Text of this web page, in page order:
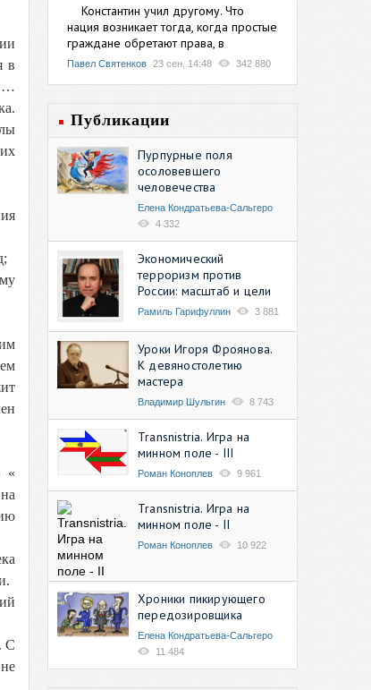
в
…
«
С
Константин учил другому. Что
нация возникает тогда, когда простые
граждане обретают права, в
Павел Святенков 23 сен, 14:48 342 880
Публикации
Пурпурные поля
осоловевшего
человечества
Елена Кондратьева-Сальгеро
4 332
Экономический
терроризм против
России: масштаб и цели
Рамиль Гарифуллин 3 881
Уроки Игоря Фроянова.
К девяностолетию
мастера
Владимир Шульгин 8 743
Transnistria. Игра на
минном поле - III
Роман Коноплев 9 961
Transnistria. Игра на
минном поле - II
Роман Коноплев 10 922
Хроники пикирующего
передозировщика
Елена Кондратьева-Сальгеро
11 484